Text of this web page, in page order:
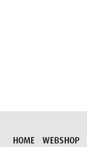
HOME WEBSHOP